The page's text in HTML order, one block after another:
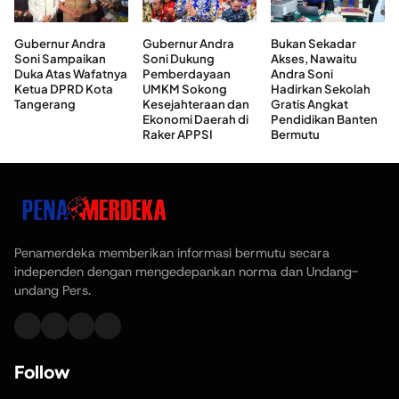
Gubernur Andra
Soni Sampaikan
Duka Atas Wafatnya
Ketua DPRD Kota
Tangerang
Gubernur Andra
Soni Dukung
Pemberdayaan
UMKM Sokong
Kesejahteraan dan
Ekonomi Daerah di
Raker APPSI
Bukan Sekadar
Akses, Nawaitu
Andra Soni
Hadirkan Sekolah
Gratis Angkat
Pendidikan Banten
Bermutu
Penamerdeka memberikan informasi bermutu secara
independen dengan mengedepankan norma dan Undang-
undang Pers.
Follow